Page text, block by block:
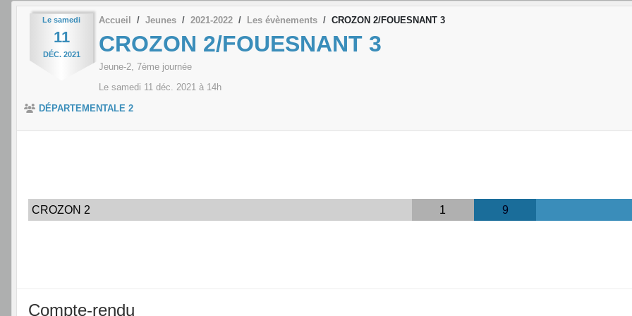
Le samedi
11
DÉC. 2021
Accueil Jeunes 2021-2022 Les évènements CROZON 2/FOUESNANT 3
CROZON 2/FOUESNANT 3
Jeune-2, 7ème journée
Le samedi 11 déc. 2021 à 14h
DÉPARTEMENTALE 2
CROZON 2 1 9
Compte-rendu